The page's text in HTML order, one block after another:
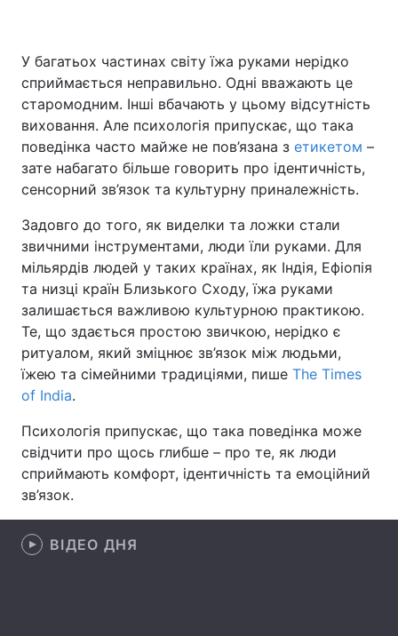
Україна Політика
Економіка Світ
Спорт Наука
Техно і зв'язок Лайт
Зброя Інциденти
Здоров'я Туризм
Цікавинки Погода
Екологія Регіони
Лонгріди
Відео з Youtube Статті
Інтерв'ю
У багатьох частинах світу їжа руками нерідко
сприймається неправильно. Одні вважають це
старомодним. Інші вбачають у цьому відсутність
виховання. Але психологія припускає, що така
поведінка часто майже не пов’язана з етикетом –
зате набагато більше говорить про ідентичність,
сенсорний зв’язок та культурну приналежність.
Задовго до того, як виделки та ложки стали
звичними інструментами, люди їли руками. Для
мільярдів людей у таких країнах, як Індія, Ефіопія
та низці країн Близького Сходу, їжа руками
залишається важливою культурною практикою.
Те, що здається простою звичкою, нерідко є
ритуалом, який зміцнює зв’язок між людьми,
їжею та сімейними традиціями, пише The Times
of India.
Психологія припускає, що така поведінка може
свідчити про щось глибше – про те, як люди
сприймають комфорт, ідентичність та емоційний
зв’язок.
ВІДЕО ДНЯ